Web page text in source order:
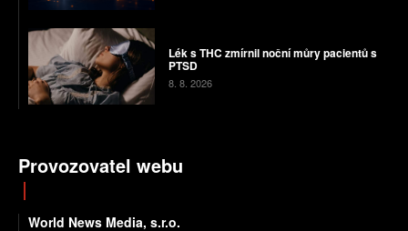
Lék s THC zmírnil noční můry pacientů s
PTSD
8. 8. 2026
Provozovatel webu
World News Media, s.r.o.